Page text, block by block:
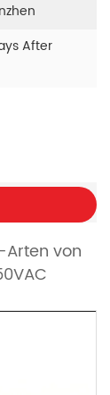
After
von